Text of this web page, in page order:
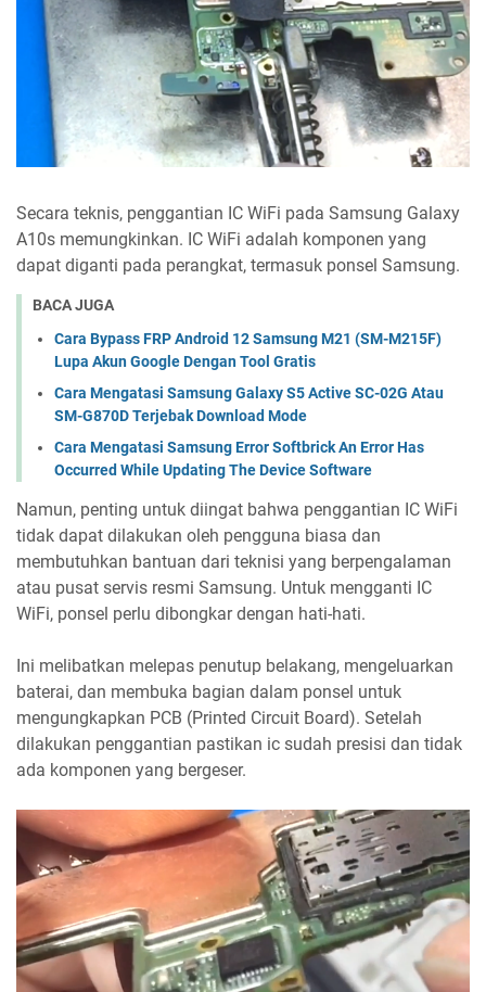
Secara teknis, penggantian IC WiFi pada Samsung Galaxy
A10s memungkinkan. IC WiFi adalah komponen yang
dapat diganti pada perangkat, termasuk ponsel Samsung.
BACA JUGA
Cara Bypass FRP Android 12 Samsung M21 (SM-M215F)
Lupa Akun Google Dengan Tool Gratis
Cara Mengatasi Samsung Galaxy S5 Active SC-02G Atau
SM-G870D Terjebak Download Mode
Cara Mengatasi Samsung Error Softbrick An Error Has
Occurred While Updating The Device Software
Namun, penting untuk diingat bahwa penggantian IC WiFi
tidak dapat dilakukan oleh pengguna biasa dan
membutuhkan bantuan dari teknisi yang berpengalaman
atau pusat servis resmi Samsung. Untuk mengganti IC
WiFi, ponsel perlu dibongkar dengan hati-hati.
Ini melibatkan melepas penutup belakang, mengeluarkan
baterai, dan membuka bagian dalam ponsel untuk
mengungkapkan PCB (Printed Circuit Board). Setelah
dilakukan penggantian pastikan ic sudah presisi dan tidak
ada komponen yang bergeser.